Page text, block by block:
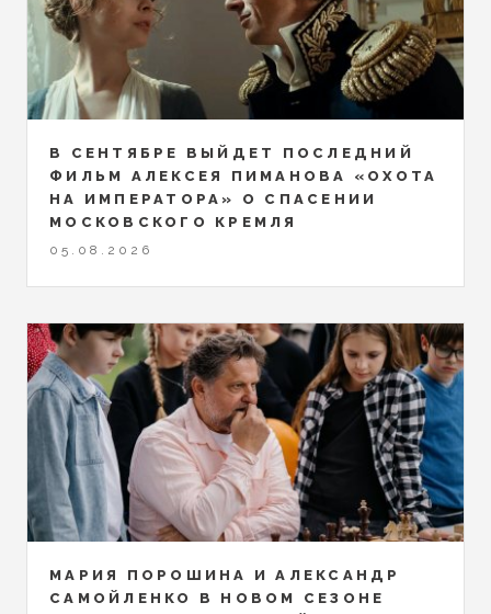
В СЕНТЯБРЕ ВЫЙДЕТ ПОСЛЕДНИЙ
ФИЛЬМ АЛЕКСЕЯ ПИМАНОВА «ОХОТА
НА ИМПЕРАТОРА» О СПАСЕНИИ
МОСКОВСКОГО КРЕМЛЯ
05.08.2026
МАРИЯ ПОРОШИНА И АЛЕКСАНДР
САМОЙЛЕНКО В НОВОМ СЕЗОНЕ